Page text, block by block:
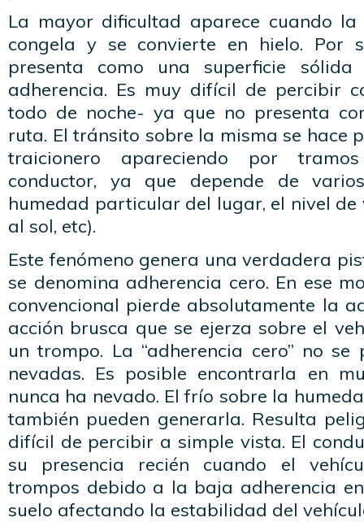
La mayor dificultad aparece cuando
congela y se convierte en hielo. Por
presenta como una superficie
adherencia. Es muy difícil de percibir
todo de noche- ya que no presenta
ruta. El tránsito sobre la misma se hace
traicionero apareciendo por
conductor, ya que depende de
humedad particular del lugar, el nivel de
al sol, etc).
Este fenómeno genera una verdadera
se denomina adherencia cero. En ese
convencional pierde absolutamente la
acción brusca que se ejerza sobre el
un trompo. La “adherencia cero” no
nevadas. Es posible encontrarla en
nunca ha nevado. El frío sobre la
también pueden generarla. Resulta
difícil de percibir a simple vista. El
su presencia recién cuando el
trompos debido a la baja adherencia
suelo afectando la estabilidad del